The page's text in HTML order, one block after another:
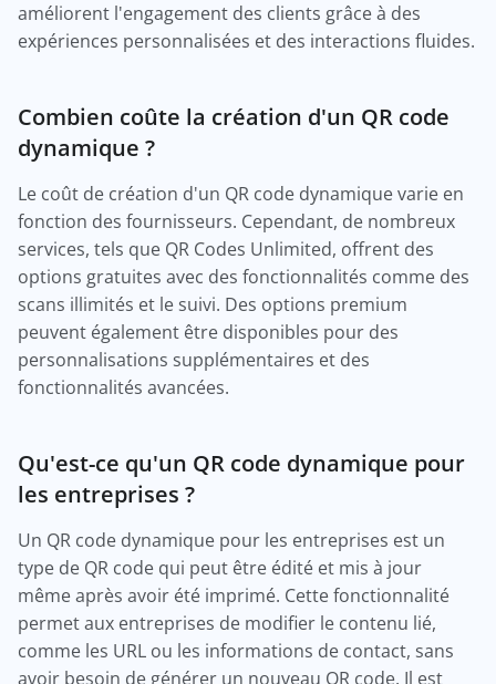
améliorent l'engagement des clients grâce à des
expériences personnalisées et des interactions fluides.
Combien coûte la création d'un QR code
dynamique ?
Le coût de création d'un QR code dynamique varie en
fonction des fournisseurs. Cependant, de nombreux
services, tels que QR Codes Unlimited, offrent des
options gratuites avec des fonctionnalités comme des
scans illimités et le suivi. Des options premium
peuvent également être disponibles pour des
personnalisations supplémentaires et des
fonctionnalités avancées.
Qu'est-ce qu'un QR code dynamique pour
les entreprises ?
Un QR code dynamique pour les entreprises est un
type de QR code qui peut être édité et mis à jour
même après avoir été imprimé. Cette fonctionnalité
permet aux entreprises de modifier le contenu lié,
comme les URL ou les informations de contact, sans
avoir besoin de générer un nouveau QR code. Il est